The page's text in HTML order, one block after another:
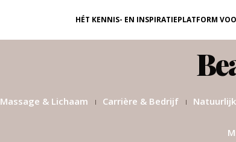
HÉT KENNIS- EN INSPIRATIEPLATFORM
Massage & Lichaam Carrière & Bedrijf